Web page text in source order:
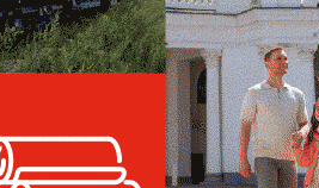
алчного отца, который
СВО позарился на выплаты.
заявила, что бывший супруг